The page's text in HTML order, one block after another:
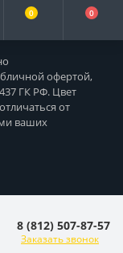
офертой,
ГК РФ. Цвет
от
ваших
0 0
8 (812) 507-87-57
Заказать звонок